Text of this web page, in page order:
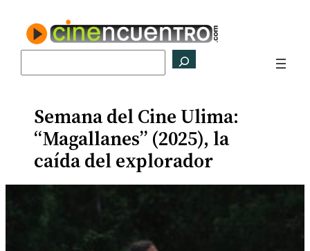
contenido
Semana del Cine Ulima:
“Magallanes” (2025), la
caída del explorador